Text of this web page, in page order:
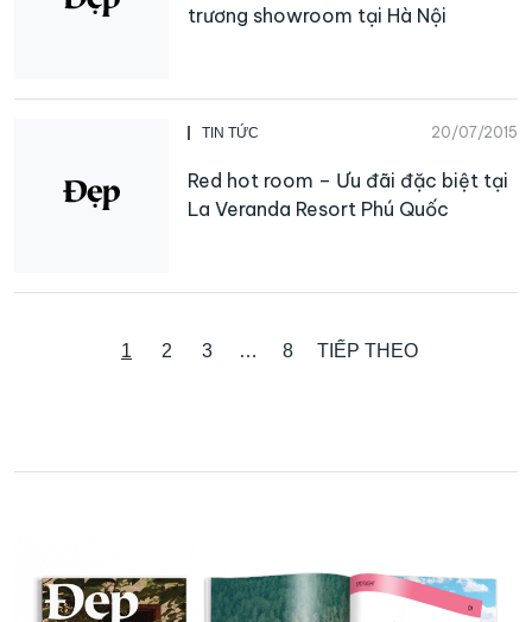
trương showroom tại Hà Nội
TIN TỨC 20/07/2015
Red hot room – Ưu đãi đặc biệt tại
La Veranda Resort Phú Quốc
1 2 3 … 8 TIẾP THEO